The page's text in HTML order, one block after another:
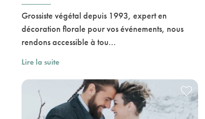
Grossiste végétal depuis 1993, expert en
décoration florale pour vos événements, nous
rendons accessible à tou...
Lire la suite